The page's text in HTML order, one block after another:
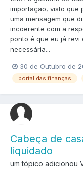
importação, visto que
uma mensagem que
incoerente com a
ponto é que eu já revi
necessária...
30 de Outubro de
portal das finanças
Cabeça de
liquidado
um tópico adicionou